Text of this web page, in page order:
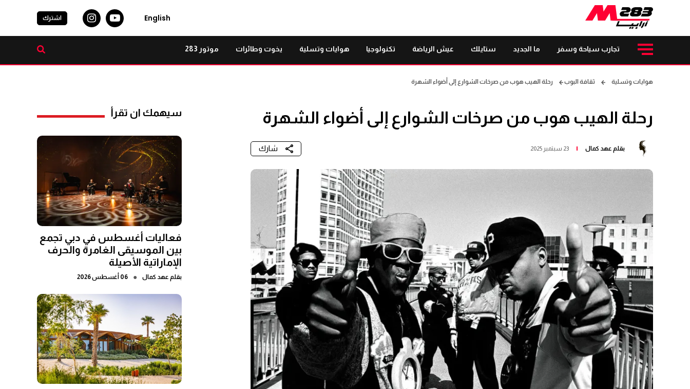
English اشترك
تجارب سياحة وسفر ما الجديد ستايلك عيش الرياضة تكنولوجيا هوايات وتسلية يخوت وطائرات موتور 283
هوايات وتسلية ثقافة البوب رحلة الهيب هوب من صرخات الشوارع إلى أضواء الشهرة
رحلة الهيب هوب من صرخات الشوارع إلى أضواء الشهرة
بقلم عهد كمال 23 سبتمبر 2025 شارك
سيهمك ان تقرأ
فعاليات أغسطس في دبي تجمع
بين الموسيقى الغامرة والحرف
الإماراتية الأصيلة
بقلم عهد كمال ● 06 أغسطس 2026